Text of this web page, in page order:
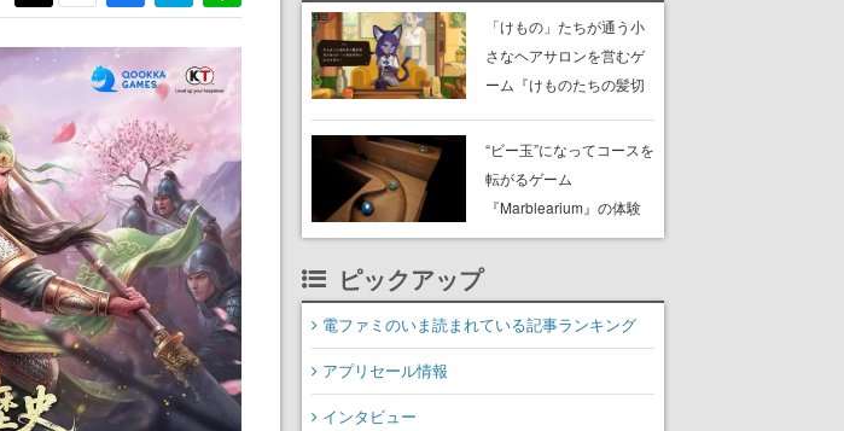
「けもの」たちが通う小
さなヘアサロンを営むゲ
ーム『けものたちの髪切
始。悩みを持ったお客様
と会話を交わし“本当に望
んでる髪型”を見つけ出す
“ビー玉”になってコースを
転がるゲーム
『Marblearium』の体験
版がSteamで本日8月7日
ピックアップ
電ファミのいま読まれている記事ランキング
アプリセール情報
インタビュー